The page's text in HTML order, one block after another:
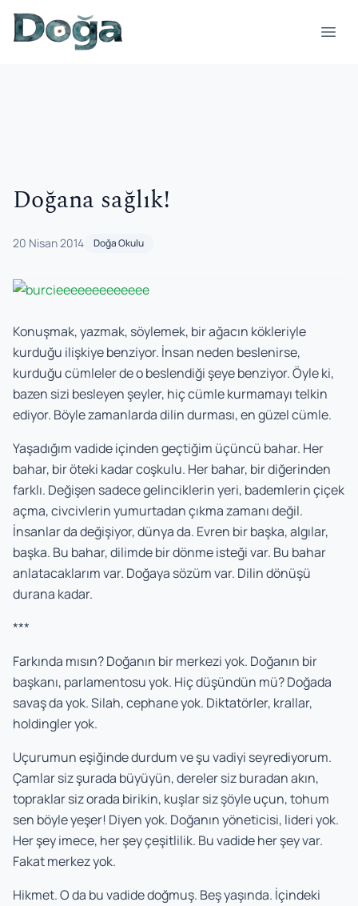
İçeriğe geç
Doğana sağlık!
20 Nisan 2014 Doğa Okulu
Konuşmak, yazmak, söylemek, bir ağacın kökleriyle
kurduğu ilişkiye benziyor. İnsan neden beslenirse,
kurduğu cümleler de o beslendiği şeye benziyor. Öyle ki,
bazen sizi besleyen şeyler, hiç cümle kurmamayı telkin
ediyor. Böyle zamanlarda dilin durması, en güzel cümle.
Yaşadığım vadide içinden geçtiğim üçüncü bahar. Her
bahar, bir öteki kadar coşkulu. Her bahar, bir diğerinden
farklı. Değişen sadece gelinciklerin yeri, bademlerin çiçek
açma, civcivlerin yumurtadan çıkma zamanı değil.
İnsanlar da değişiyor, dünya da. Evren bir başka, algılar,
başka. Bu bahar, dilimde bir dönme isteği var. Bu bahar
anlatacaklarım var. Doğaya sözüm var. Dilin dönüşü
durana kadar.
***
Farkında mısın? Doğanın bir merkezi yok. Doğanın bir
başkanı, parlamentosu yok. Hiç düşündün mü? Doğada
savaş da yok. Silah, cephane yok. Diktatörler, krallar,
holdingler yok.
Uçurumun eşiğinde durdum ve şu vadiyi seyrediyorum.
Çamlar siz şurada büyüyün, dereler siz buradan akın,
topraklar siz orada birikin, kuşlar siz şöyle uçun, tohum
sen böyle yeşer! Diyen yok. Doğanın yöneticisi, lideri yok.
Her şey imece, her şey çeşitlilik. Bu vadide her şey var.
Fakat merkez yok.
Hikmet. O da bu vadide doğmuş. Beş yaşında. İçindeki